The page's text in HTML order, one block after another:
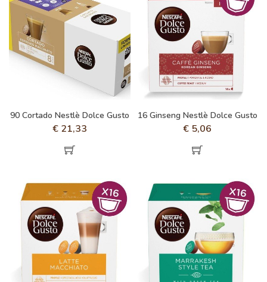
90 Cortado Nestlè Dolce Gusto
€ 21,33
16 Ginseng Nestlè Dolce Gusto
€ 5,06